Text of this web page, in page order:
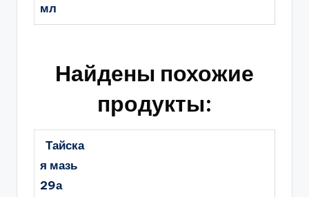
мл
Найдены похожие
продукты:
Тайска
я мазь
29а